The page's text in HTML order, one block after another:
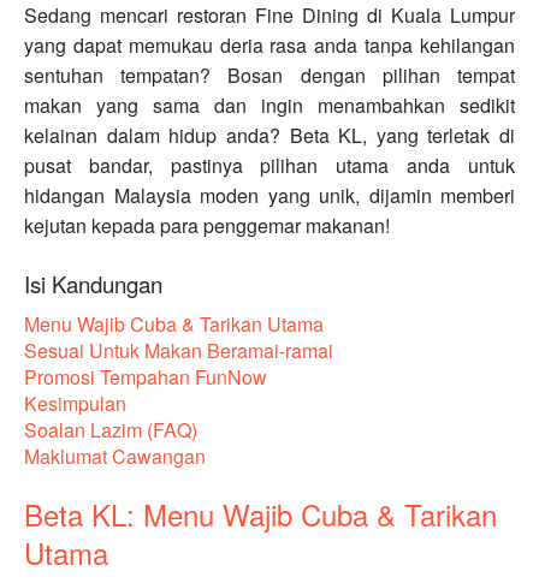
Sedang mencari restoran Fine Dining di Kuala Lumpur
yang dapat memukau deria rasa anda tanpa kehilangan
sentuhan tempatan? Bosan dengan pilihan tempat
makan yang sama dan ingin menambahkan sedikit
kelainan dalam hidup anda? Beta KL, yang terletak di
pusat bandar, pastinya pilihan utama anda untuk
hidangan Malaysia moden yang unik, dijamin memberi
kejutan kepada para penggemar makanan!
Isi Kandungan
Menu Wajib Cuba & Tarikan Utama
Sesuai Untuk Makan Beramai-ramai
Promosi Tempahan FunNow
Kesimpulan
Soalan Lazim (FAQ)
Maklumat Cawangan
Beta KL: Menu Wajib Cuba & Tarikan
Utama